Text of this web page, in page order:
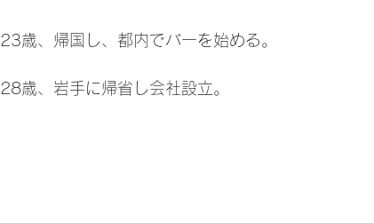
23歳、帰国し、都内でバーを始める。
28歳、岩手に帰省し会社設立。